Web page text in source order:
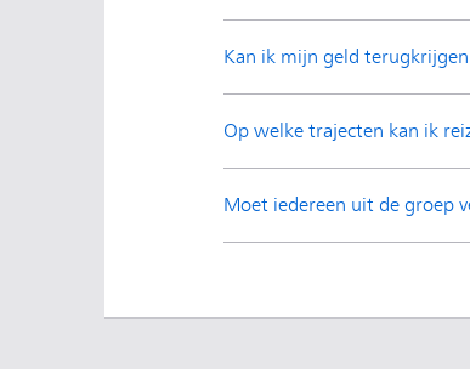
Kan ik mijn geld
Op welke trajecten kan ik
Moet iedereen uit de groep